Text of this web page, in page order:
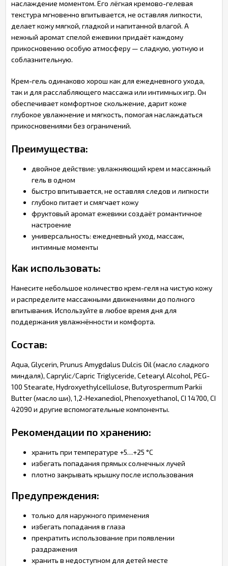
наслаждение моментом. Его лёгкая кремово-гелевая
текстура мгновенно впитывается, не оставляя липкости,
делает кожу мягкой, гладкой и напитанной влагой. А
нежный аромат спелой ежевики придаёт каждому
прикосновению особую атмосферу — сладкую, уютную и
соблазнительную.
Крем-гель одинаково хорош как для ежедневного ухода,
так и для расслабляющего массажа или интимных игр. Он
обеспечивает комфортное скольжение, дарит коже
глубокое увлажнение и мягкость, помогая наслаждаться
прикосновениями без ограничений.
Преимущества:
двойное действие: увлажняющий крем и массажный
гель в одном
быстро впитывается, не оставляя следов и липкости
глубоко питает и смягчает кожу
фруктовый аромат ежевики создаёт романтичное
настроение
универсальность: ежедневный уход, массаж,
интимные моменты
Как использовать:
Нанесите небольшое количество крем-геля на чистую кожу
и распределите массажными движениями до полного
впитывания. Используйте в любое время дня для
поддержания увлажнённости и комфорта.
Состав:
Aqua, Glycerin, Prunus Amygdalus Dulcis Oil (масло сладкого
миндаля), Caprylic/Capric Triglyceride, Cetearyl Alcohol, PEG-
100 Stearate, Hydroxyethylcellulose, Butyrospermum Parkii
Butter (масло ши), 1,2-Hexanediol, Phenoxyethanol, CI 14700, CI
42090 и другие вспомогательные компоненты.
Рекомендации по хранению:
хранить при температуре +5…+25 °C
избегать попадания прямых солнечных лучей
плотно закрывать крышку после использования
Предупреждения:
только для наружного применения
избегать попадания в глаза
прекратить использование при появлении
раздражения
хранить в недоступном для детей месте